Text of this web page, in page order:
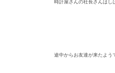
時計屋さんの社長さんはし
途中からお友達が来たよう